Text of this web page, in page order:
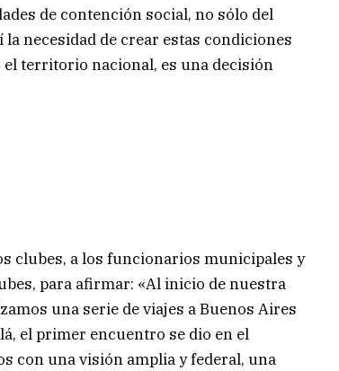
de contención social, no sólo del
necesidad de crear estas condiciones
el territorio nacional, es una decisión
clubes, a los funcionarios municipales y
para afirmar: «Al inicio de nuestra
una serie de viajes a Buenos Aires
el primer encuentro se dio en el
con una visión amplia y federal, una